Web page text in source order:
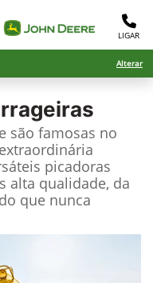
LIGAR
Alterar
são famosas no
picadoras
alta qualidade, da
que nunca